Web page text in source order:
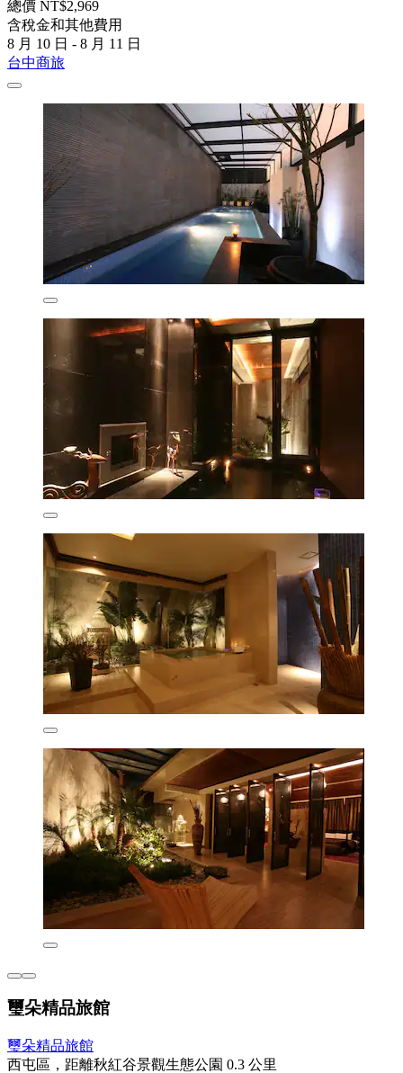
總價 NT$2,969
含稅金和其他費用
8 月 10 日 - 8 月 11 日
台中商旅
璽朵精品旅館
璽朵精品旅館
西屯區，距離秋紅谷景觀生態公園 0.3 公里